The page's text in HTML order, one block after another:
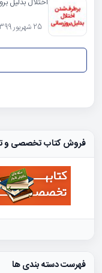
اختلال بدلیل
25 شهریور 1399 - 19442 بازدید - 6 نظر
فروش کتاب تخصصی و
فهرست دسته بندی ها